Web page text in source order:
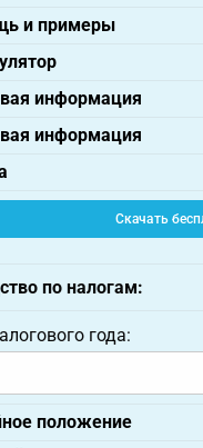
и примеры
информация
информация
Скачать
по налогам:
года:
положение